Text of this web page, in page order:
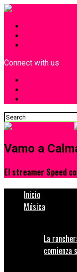
Connect with us
Vamo a
El streamer Speed
Inicio
Música
La
comienza